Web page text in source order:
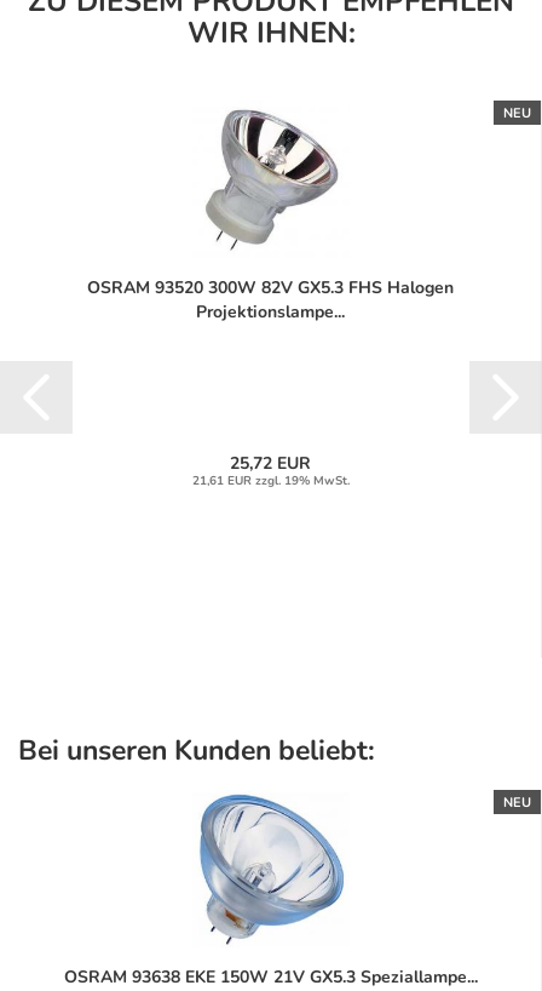
WIR IHNEN:
NEU
OSRAM 93520 300W 82V GX5.3 FHS Halogen
Projektionslampe...
25,72 EUR
21,61 EUR zzgl. 19% MwSt.
Bei unseren Kunden beliebt:
NEU
OSRAM 93638 EKE 150W 21V GX5.3 Speziallampe...